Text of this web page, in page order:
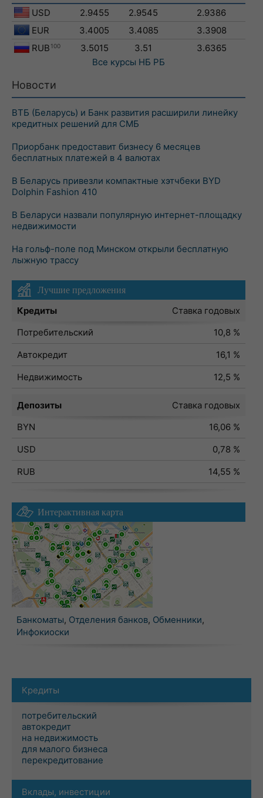
USD 2.9455 2.9545
2.9386
EUR
3.4005 3.4085
3.3908
RUB 100 3.5015 3.51
3.6365
Все курсы НБ РБ
Новости
ВТБ (Беларусь) и Банк развития расширили линейку
кредитных решений для СМБ
Приорбанк предоставит бизнесу 6 месяцев
бесплатных платежей в 4 валютах
В Беларусь привезли компактные хэтчбеки BYD
Dolphin Fashion 410
В Беларуси назвали популярную интернет-площадку
недвижимости
На гольф-поле под Минском открыли бесплатную
лыжную трассу
Лучшие предложения
Кредиты
Ставка годовых
Потребительский
10,8 %
Автокредит
16,1 %
Недвижимость
12,5 %
Депозиты
Ставка годовых
BYN
16,06 %
USD
0,78 %
RUB
14,55 %
Интерактивная карта
Банкоматы, Отделения банков, Обменники,
Инфокиоски
Кредиты
потребительский
автокредит
на недвижимость
для малого бизнеса
перекредитование
Вклады, инвестиции